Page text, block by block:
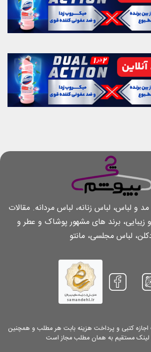
لباس زنانه، لباس مردانه. مقالات
برند های مشهور پوشاک و عطر و
لباس مجلسی، مانتو
اجازه کتبی و پرداخت هزینه بابت هر مطلب و همچنین
لینک مستقیم به همان مطلب مجاز است